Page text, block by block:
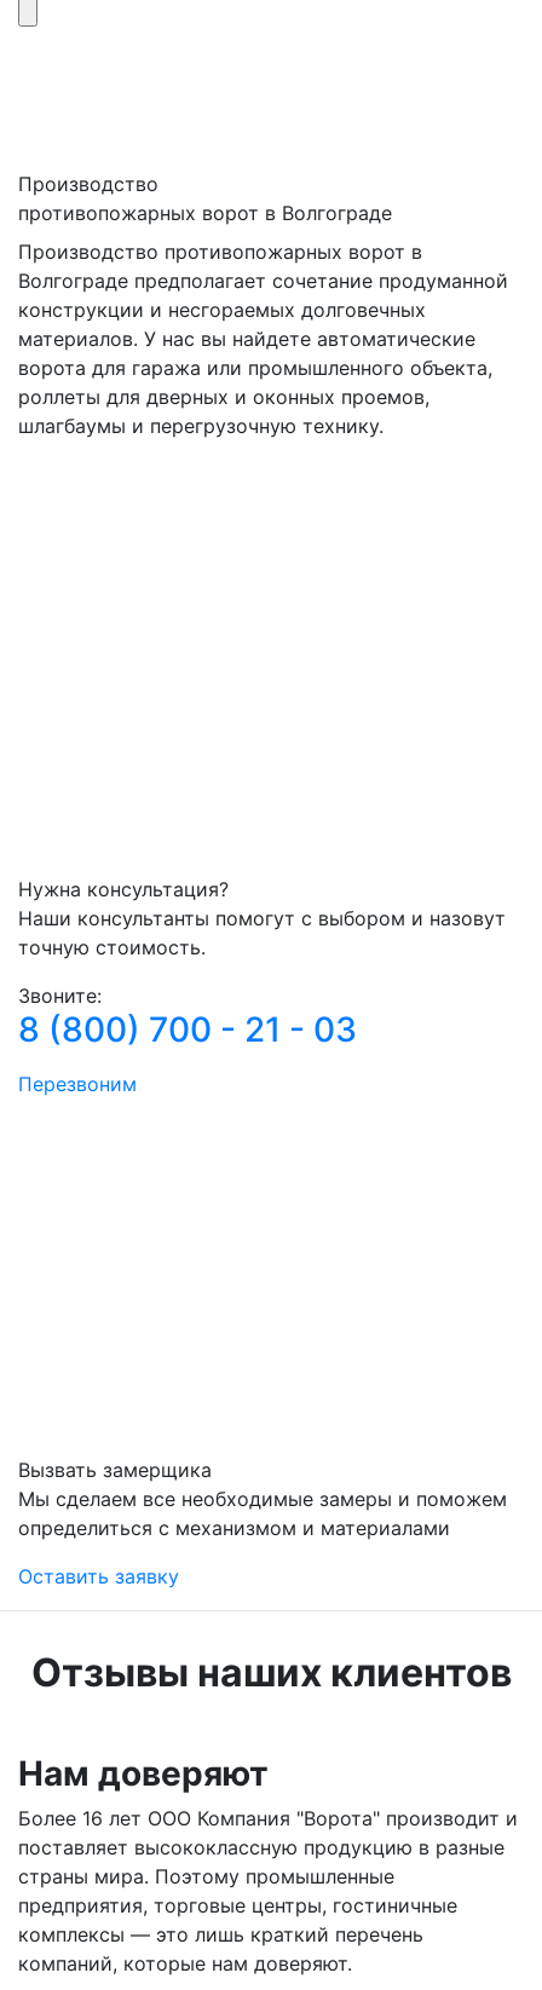
Производство
противопожарных ворот в Волгограде
Производство противопожарных ворот в
Волгограде предполагает сочетание продуманной
конструкции и несгораемых долговечных
материалов. У нас вы найдете автоматические
ворота для гаража или промышленного объекта,
роллеты для дверных и оконных проемов,
шлагбаумы и перегрузочную технику.
Нужна консультация?
Наши консультанты помогут с выбором и назовут
точную стоимость.
Звоните:
8 (800) 700 - 21 - 03
Перезвоним
Вызвать замерщика
Мы сделаем все необходимые замеры и поможем
определиться с механизмом и материалами
Оставить заявку
Отзывы наших клиентов
Нам доверяют
Более 16 лет ООО Компания "Ворота" производит и
поставляет высококлассную продукцию в разные
страны мира. Поэтому промышленные
предприятия, торговые центры, гостиничные
комплексы — это лишь краткий перечень
компаний, которые нам доверяют.